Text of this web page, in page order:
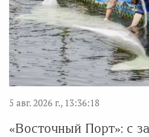
5 авг. 2026 г., 13:36:18
«Восточный Порт»: с